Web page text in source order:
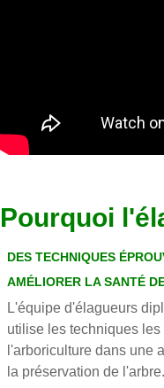
Pourquoi
DES TECHNIQUES
AMÉLIORER LA SANTÉ
L'équipe d'élagueurs
utilise les techniques
l'arboriculture dans une
la préservation de l'arbre.